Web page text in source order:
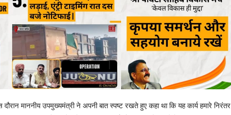
माननीय उपमुख्यमंत्री ने अपनी बात स्पष्ट रखते हुए कहा था कि यह कार्य हमारे निरंतर